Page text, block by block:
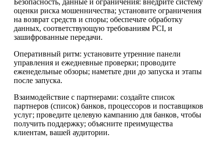
оценки риска мошенничества; установите ограничения
на возврат средств и споры; обеспечьте обработку
данных, соответствующую требованиям PCI, и
зашифрованные передачи.
Оперативный ритм: установите утренние панели
управления и ежедневные проверки; проводите
еженедельные обзоры; наметьте дни до запуска и этапы
после запуска.
Взаимодействие с партнерами: создайте список
партнеров (список) банков, процессоров и поставщиков
услуг; проведите целевую кампанию для банков, чтобы
получить поддержку; объясните преимущества
клиентам, вашей аудитории.